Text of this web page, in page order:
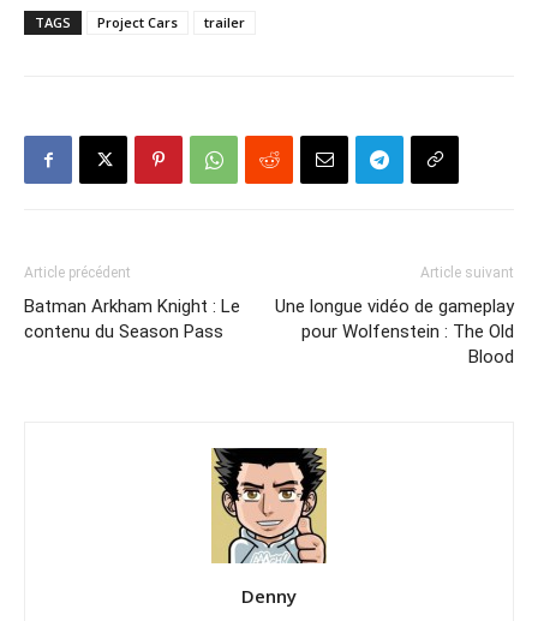
TAGS Project Cars trailer
Article précédent
Batman Arkham Knight : Le
contenu du Season Pass
Article suivant
Une longue vidéo de gameplay
pour Wolfenstein : The Old
Blood
Denny